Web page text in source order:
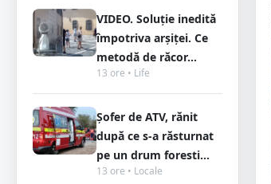
VIDEO. Soluție inedită
împotriva arșiței. Ce
metodă de răcor...
13 ore • Life
Șofer de ATV, rănit
după ce s-a răsturnat
pe un drum foresti...
13 ore • Locale